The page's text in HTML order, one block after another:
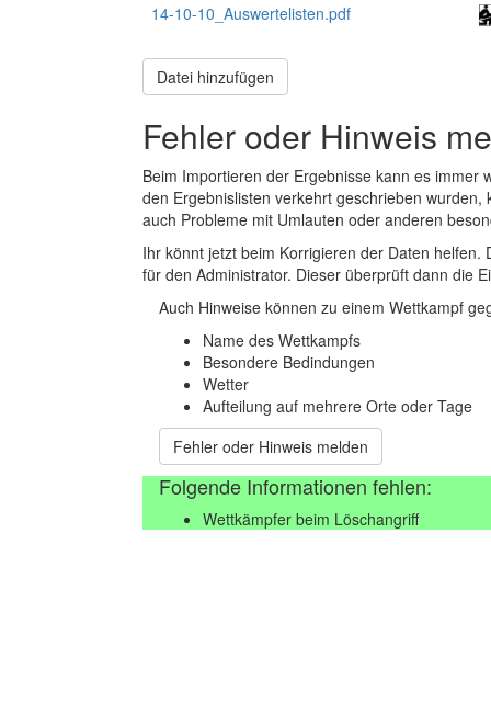
14-10-10_Auswertelisten.pdf
Datei hinzufügen
Fehler oder Hinweis
Beim Importieren der Ergebnisse kann es
den Ergebnislisten verkehrt geschrieben
auch Probleme mit Umlauten oder anderen
Ihr könnt jetzt beim Korrigieren der Daten
für den Administrator. Dieser überprüft dann die
Auch Hinweise können zu einem Wettkampf
Name des Wettkampfs
Besondere Bedindungen
Wetter
Aufteilung auf mehrere Orte oder Tage
Fehler oder Hinweis melden
Folgende Informationen fehlen:
Wettkämpfer beim Löschangriff